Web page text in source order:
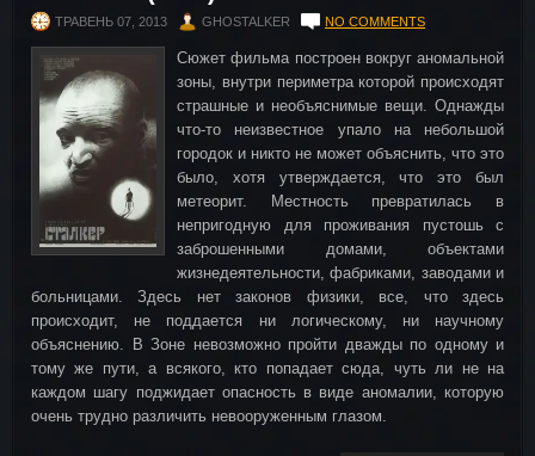
ТРАВЕНЬ 07, 2013 GHOSTALKER NO COMMENTS
Сюжет фильма построен вокруг аномальной
зоны, внутри периметра которой происходят
страшные и необъяснимые вещи. Однажды
что-то неизвестное упало на небольшой
городок и никто не может объяснить, что это
было, хотя утверждается, что это был
метеорит. Местность превратилась в
непригодную для проживания пустошь с
заброшенными домами, объектами
жизнедеятельности, фабриками, заводами и
больницами. Здесь нет законов физики, все, что здесь
происходит, не поддается ни логическому, ни научному
объяснению. В Зоне невозможно пройти дважды по одному и
тому же пути, а всякого, кто попадает сюда, чуть ли не на
каждом шагу поджидает опасность в виде аномалии, которую
очень трудно различить невооруженным глазом.